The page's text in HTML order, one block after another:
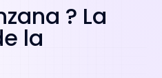
? La
la